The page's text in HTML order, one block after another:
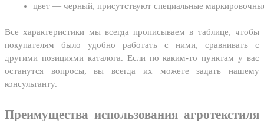
цвет — черный, присутствуют специальные
Все характеристики мы всегда прописываем в таблице, чтобы
покупателям было удобно работать с ними, сравнивать с
другими позициями каталога. Если по каким-то пунктам у вас
останутся вопросы, вы всегда их можете задать нашему
консультанту.
Преимущества использования агротекстиля